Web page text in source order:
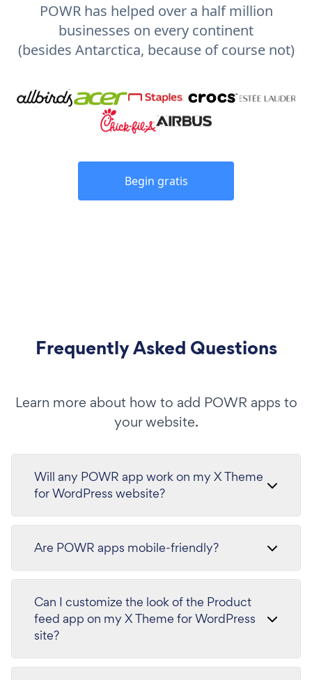
POWR has helped over a half million
businesses on every continent
(besides Antarctica, because of course not)
Begin gratis
Frequently Asked Questions
Learn more about how to add POWR apps to
your website.
Will any POWR app work on my X Theme
for WordPress website?
Are POWR apps mobile-friendly?
Can I customize the look of the Product
feed app on my X Theme for WordPress
site?